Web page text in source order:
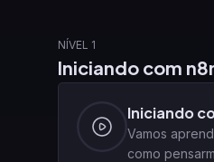
NÍVEL 1
Iniciando com
Iniciando
Vamos
como